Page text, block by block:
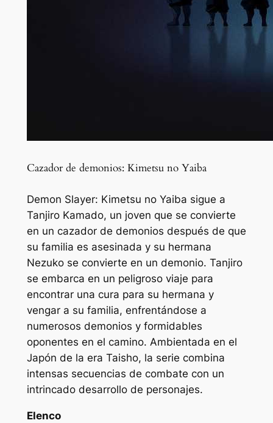
Cazador de demonios: Kimetsu no Yaiba
Demon Slayer: Kimetsu no Yaiba sigue a
Tanjiro Kamado, un joven que se convierte
en un cazador de demonios después de que
su familia es asesinada y su hermana
Nezuko se convierte en un demonio. Tanjiro
se embarca en un peligroso viaje para
encontrar una cura para su hermana y
vengar a su familia, enfrentándose a
numerosos demonios y formidables
oponentes en el camino. Ambientada en el
Japón de la era Taisho, la serie combina
intensas secuencias de combate con un
intrincado desarrollo de personajes.
Elenco